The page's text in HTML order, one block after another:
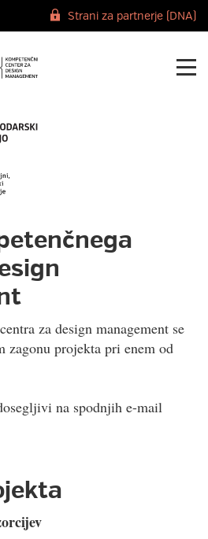
Strani za partnerje (DNA)
za design management se
zagonu projekta pri enem od
na spodnjih e-mail